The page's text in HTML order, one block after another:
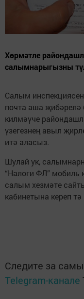
Хөрмәтле
салымнарыгызны
Салым
почта аша җибәрелә
килмәүче
үзегезнең авыл
итә аласыз.
Шулай ук,
“Налоги ФЛ”
салым хезмәте
кабинетына кереп
Следите за
Telegram-канале